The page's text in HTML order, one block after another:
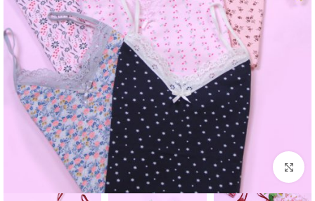
برای بزرگنمایی کلیک کنید